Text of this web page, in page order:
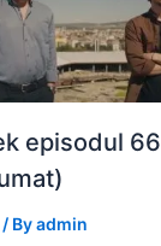
episodul 66
/ Byadmin